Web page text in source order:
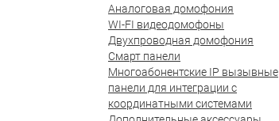
Аналоговая домофония
WI-FI видеодомофоны
Двухпроводная домофония
Смарт панели
Многоабонентские IP вызывные
панели для интеграции с
координатными системами